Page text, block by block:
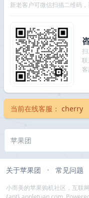
新老客户可微信扫描二维码，
当前在线客服： cherry
苹果团
关于苹果团 • 常见问题
小而美的苹果购机社区，互联